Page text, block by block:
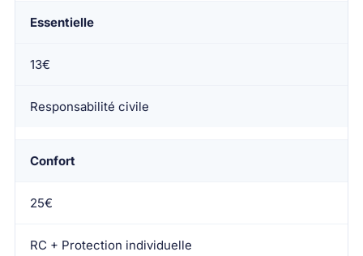
Essentielle
13€
Responsabilité civile
Confort
25€
RC + Protection individuelle